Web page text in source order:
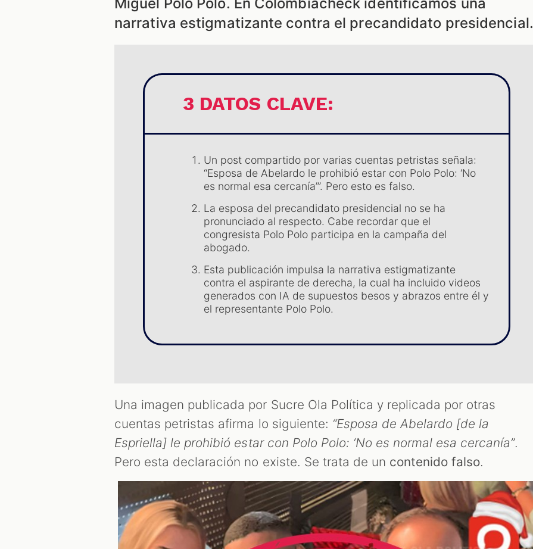
narrativa estigmatizante contra el precandidato presidencial.
3 DATOS CLAVE:
Un post compartido por varias cuentas petristas señala:
“Esposa de Abelardo le prohibió estar con Polo Polo: ‘No
es normal esa cercanía’”. Pero esto es falso.
La esposa del precandidato presidencial no se ha
pronunciado al respecto. Cabe recordar que el
congresista Polo Polo participa en la campaña del
abogado.
Esta publicación impulsa la narrativa estigmatizante
contra el aspirante de derecha, la cual ha incluido videos
generados con IA de supuestos besos y abrazos entre él y
el representante Polo Polo.
Una imagen publicada por Sucre Ola Política y replicada por otras
cuentas petristas afirma lo siguiente: “Esposa de Abelardo [de la
Espriella] le prohibió estar con Polo Polo: ‘No es normal esa cercanía”.
Pero esta declaración no existe. Se trata de un contenido falso.